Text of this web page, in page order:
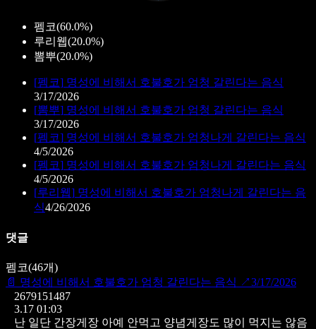
펨코(60.0%)
루리웹(20.0%)
뽐뿌(20.0%)
[펨코] 명성에 비해서 호불호가 엄청 갈린다는 음식
3/17/2026
[뽐뿌] 명성에 비해서 호불호가 엄청 갈린다는 음식
3/17/2026
[펨코] 명성에 비해서 호불호가 엄청나게 갈린다는 음식
4/5/2026
[펨코] 명성에 비해서 호불호가 엄청나게 갈린다는 음식
4/5/2026
[루리웹] 명성에 비해서 호불호가 엄청나게 갈린다는 음
식4/26/2026
댓글
펨코(46개)
📄 명성에 비해서 호불호가 엄청 갈린다는 음식 ↗3/17/2026
2679151487
3.17 01:03
난 일단 간장게장 아예 안먹고 양념게장도 많이 먹지는 않음